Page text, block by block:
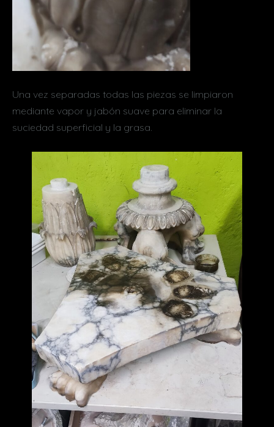
Una vez separadas todas las piezas se limpiaron
mediante vapor y jabón suave para eliminar la
suciedad superficial y la grasa.